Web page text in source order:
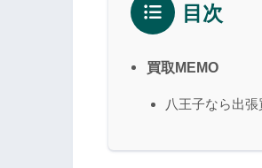
目次
買取MEMO
八王子なら出